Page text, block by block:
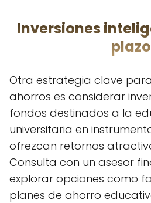
Inversiones
plazo
Otra estrategia clave
ahorros es considerar
fondos destinados a la
universitaria en
ofrezcan retornos
Consulta con un asesor
explorar opciones como
planes de ahorro